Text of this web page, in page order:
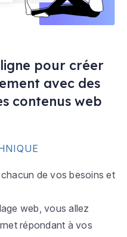
pour créer
avec des
contenus web
de vos besoins et
web, vous allez
répondant à vos